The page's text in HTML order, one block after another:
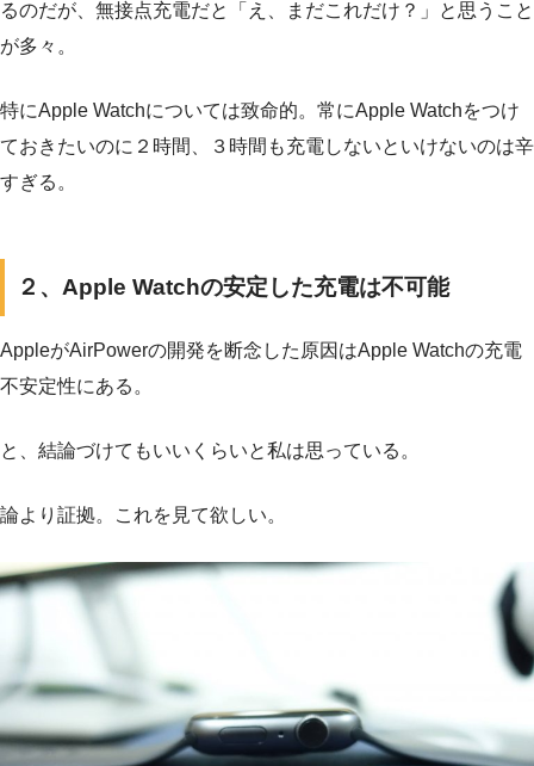
るのだが、無接点充電だと「え、まだこれだけ？」と思うこと
が多々。
特にApple Watchについては致命的。常にApple Watchをつけ
ておきたいのに２時間、３時間も充電しないといけないのは辛
すぎる。
２、Apple Watchの安定した充電は不可能
AppleがAirPowerの開発を断念した原因はApple Watchの充電
不安定性にある。
と、結論づけてもいいくらいと私は思っている。
論より証拠。これを見て欲しい。